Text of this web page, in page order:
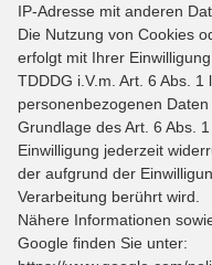
IP-Adresse mit anderen
Die Nutzung von Cookies
erfolgt mit Ihrer
TDDDG i.V.m. Art. 6 Abs.
personenbezogenen
Grundlage des Art. 6 Abs.
Einwilligung jederzeit
der aufgrund der
Verarbeitung berührt wird.
Nähere Informationen
Google finden Sie unter: